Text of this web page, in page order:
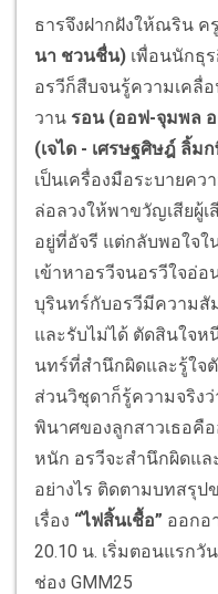
ธารจึงฝากฝังให้ณริน ค
นา ชวนชื่น) เพื่อนนักธุ
อรวีก็สืบจนรู้ความเคลื่
วาน รอน (ออฟ-จุมพล
(เจได - เศรษฐศิษฎ์ ลิ้ม
เป็นเครื่องมือระบายคว
ล่อลวงให้พาขวัญเสียผู้
อยู่ที่อัจรี แต่กลับพอใจใ
เข้าหาอรวีจนอรวีใจอ่
บุรินทร์กับอรวีมีความสั
และรับไม่ได้ ตัดสินใจห
นทร์ที่สำนึกผิดและรู้ใจ
ส่วนวิชุดาก็รู้ความจริง
พินาศของลูกสาวเธอคื
หนัก อรวีจะสำนึกผิดแ
อย่างไร ติดตามบทสรุป
เรื่อง “ไฟสิ้นเชื้อ” ออกอ
20.10 น. เริ่มตอนแรก
ช่อง GMM25